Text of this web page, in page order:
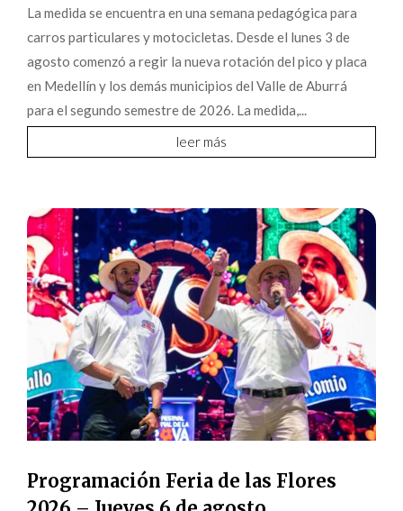
La medida se encuentra en una semana pedagógica para
carros particulares y motocicletas. Desde el lunes 3 de
agosto comenzó a regir la nueva rotación del pico y placa
en Medellín y los demás municipios del Valle de Aburrá
para el segundo semestre de 2026. La medida,...
leer más
Programación Feria de las Flores